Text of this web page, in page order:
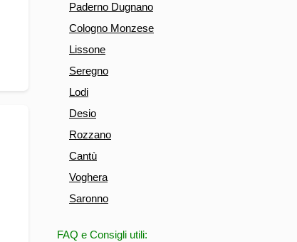
Paderno Dugnano
Cologno Monzese
Lissone
Seregno
Lodi
Desio
Rozzano
Cantù
Voghera
Saronno
FAQ e Consigli utili: